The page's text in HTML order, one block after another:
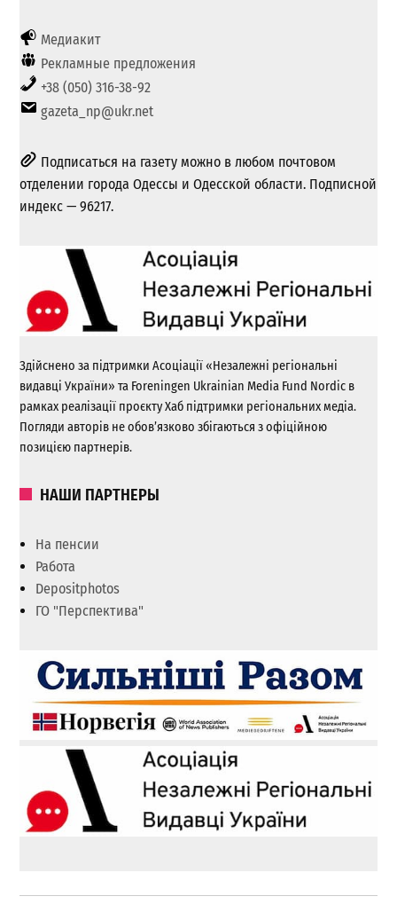
Медиакит
Рекламные предложения
+38 (050) 316-38-92
gazeta_np@ukr.net
Подписаться на газету можно в любом почтовом
отделении города Одессы и Одесской области. Подписной
индекс — 96217.
Здійснено за підтримки Асоціації «Незалежні регіональні
видавці України» та Foreningen Ukrainian Media Fund Nordic в
рамках реалізації проєкту Хаб підтримки регіональних медіа.
Погляди авторів не обов’язково збігаються з офіційною
позицією партнерів.
НАШИ ПАРТНЕРЫ
На пенсии
Работа
Depositphotos
ГО "Перспектива"